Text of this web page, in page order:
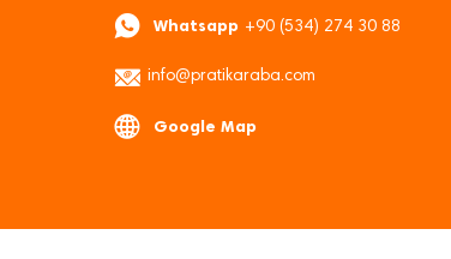
Whatsapp +90 (534) 274 30 88
info@pratikaraba.com
Google Map